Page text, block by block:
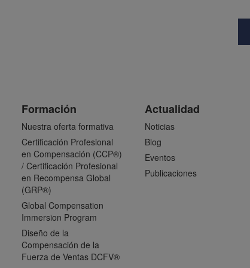
Formación
Nuestra oferta formativa
Certificación Profesional
en Compensación (CCP®)
/ Certificación Profesional
en Recompensa Global
(GRP®)
Global Compensation
Immersion Program
Diseño de la
Compensación de la
Fuerza de Ventas DCFV®
Actualidad
Noticias
Blog
Eventos
Publicaciones